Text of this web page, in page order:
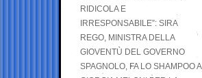
RIDICOLA E
IRRESPONSABILE”: SIRA
REGO, MINISTRA DELLA
GIOVENTÙ DEL GOVERNO
SPAGNOLO, FA LO SHAMPOO A